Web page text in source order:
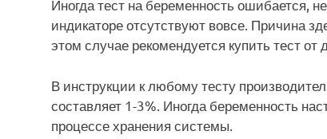
Иногда тест на беременность ошибается,
индикаторе отсутствуют вовсе. Причина
этом случае рекомендуется купить тест от
В инструкции к любому тесту
составляет 1-3%. Иногда беременность
процессе хранения системы.